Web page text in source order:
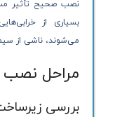
نصب صحیح تأثیر
بسیاری از
می‌شوند، ناشی از
مراحل نصب
بررسی